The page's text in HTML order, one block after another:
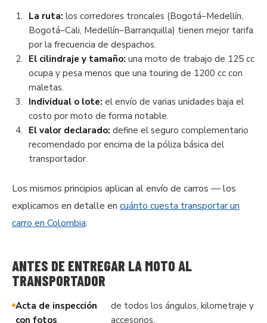
La ruta: los corredores troncales (Bogotá–Medellín,
Bogotá–Cali, Medellín–Barranquilla) tienen mejor tarifa
por la frecuencia de despachos.
El cilindraje y tamaño: una moto de trabajo de 125 cc
ocupa y pesa menos que una touring de 1200 cc con
maletas.
Individual o lote: el envío de varias unidades baja el
costo por moto de forma notable.
El valor declarado: define el seguro complementario
recomendado por encima de la póliza básica del
transportador.
Los mismos principios aplican al envío de carros — los
explicamos en detalle en cuánto cuesta transportar un
carro en Colombia.
ANTES DE ENTREGAR LA MOTO AL
TRANSPORTADOR
Acta de inspección
con fotos
de todos los ángulos, kilometraje y
accesorios.